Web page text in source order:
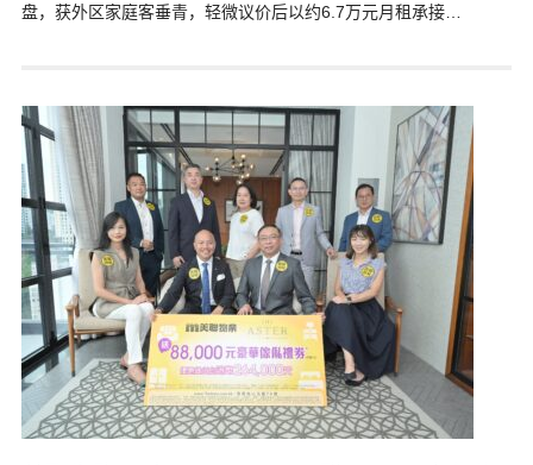
盘，获外区家庭客垂青，轻微议价后以约6.7万元月租承接…